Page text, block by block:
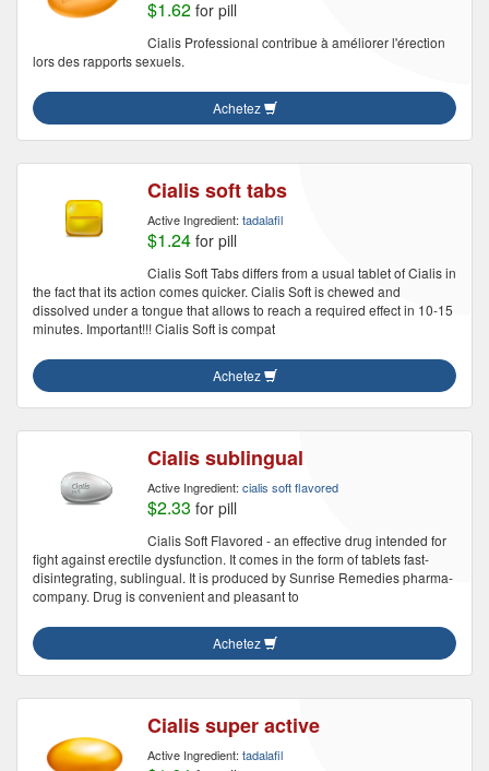
$1.62 for pill
Cialis Professional contribue à améliorer l'érection
lors des rapports sexuels.
Achetez
Cialis soft tabs
Active Ingredient: tadalafil
$1.24 for pill
Cialis Soft Tabs differs from a usual tablet of Cialis in
the fact that its action comes quicker. Cialis Soft is chewed and
dissolved under a tongue that allows to reach a required effect in 10-15
minutes. Important!!! Cialis Soft is compat
Achetez
Cialis sublingual
Active Ingredient: cialis soft flavored
$2.33 for pill
Cialis Soft Flavored - an effective drug intended for
fight against erectile dysfunction. It comes in the form of tablets fast-
disintegrating, sublingual. It is produced by Sunrise Remedies pharma-
company. Drug is convenient and pleasant to
Achetez
Cialis super active
Active Ingredient: tadalafil